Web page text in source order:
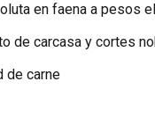
en faena a pesos
de carcasa y cortes
de carne